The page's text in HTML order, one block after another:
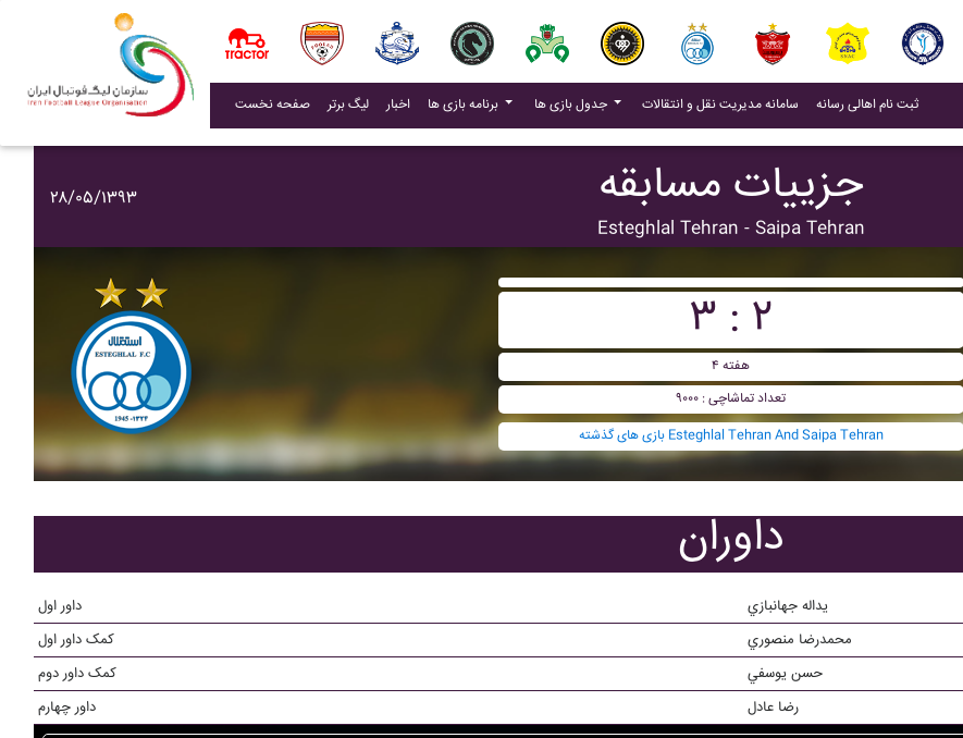
صفحه نخست لیگ برتر اخبار(current) برنامه بازی ها جدول بازی ها سامانه مدیریت نقل و انتقالات (current)
ثبت نام اهالی رسانه(current)
۲۸/۰۵/۱۳۹۳ جزییات مسابقه
Esteghlal Tehran - Saipa Tehran
۳ : ۲
هفته ۴
تعداد تماشاچی : ۹۰۰۰
بازی های گذشته Esteghlal Tehran And Saipa Tehran
داوران
داور اول
يداله جهانبازي
کمک داور اول
محمدرضا منصوري
کمک داور دوم
حسن يوسفي
داور چهارم
رضا عادل